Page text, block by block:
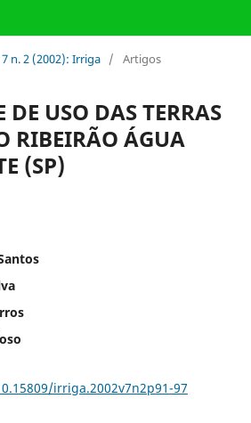
n. 2 (2002): Irriga / Artigos
DE USO DAS TERRAS
RIBEIRÃO ÁGUA
(SP)
irriga.2002v7n2p91-97